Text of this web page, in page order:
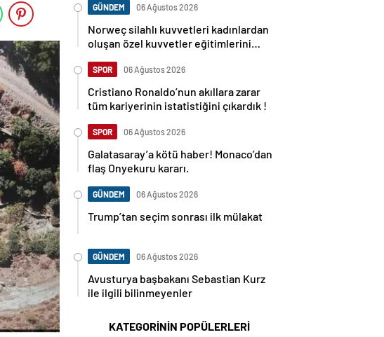
GÜNDEM 06 Ağustos 2026
Norweç silahlı kuvvetleri kadınlardan
oluşan özel kuvvetler eğitimlerini
SPOR 06 Ağustos 2026
Cristiano Ronaldo’nun akıllara zarar
tüm kariyerinin istatistiğini çıkardık !
SPOR 06 Ağustos 2026
Galatasaray’a kötü haber! Monaco’dan
flaş Onyekuru kararı.
GÜNDEM 06 Ağustos 2026
Trump’tan seçim sonrası ilk mülakat
GÜNDEM 06 Ağustos 2026
Avusturya başbakanı Sebastian Kurz
ile ilgili bilinmeyenler
KATEGORİNİN POPÜLERLERİ